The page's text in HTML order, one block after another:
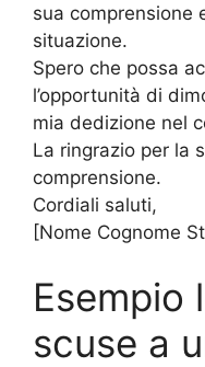
sua comprensione
situazione.
Spero che possa
l’opportunità di
mia dedizione nel
La ringrazio per la
comprensione.
Cordiali saluti,
[Nome Cognome
Esempio
scuse a